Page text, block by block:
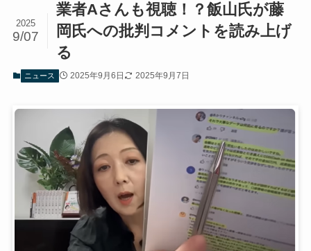
業者Aさんも視聴！？飯山氏が藤
岡氏への批判コメントを読み上げ
る
2025
9/07
ニュース 2025年9月6日 2025年9月7日